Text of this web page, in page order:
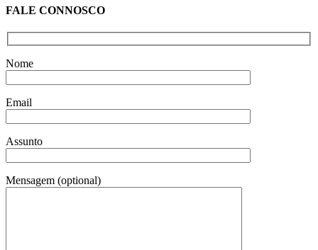
FALE CONNOSCO
Nome
Email
Assunto
Mensagem (optional)